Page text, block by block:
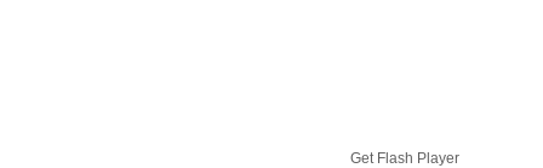
Get Flash Player